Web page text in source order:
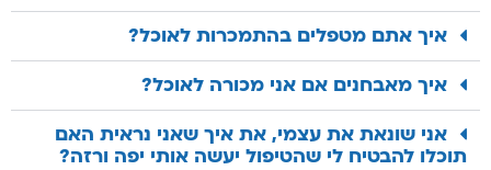
איך אתם מטפלים בהתמכרות לאוכל?
איך מאבחנים אם אני מכורה לאוכל?
אני שונאת את עצמי, את איך שאני נראית האם
תוכלו להבטיח לי שהטיפול יעשה אותי יפה ורזה?